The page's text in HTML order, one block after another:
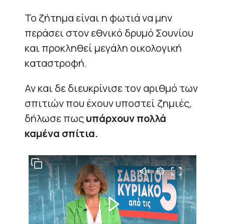
Το ζήτημα είναι η φωτιά να μην
περάσει στον εθνικό δρυμό Σουνίου
και προκληθεί μεγάλη οικολογική
καταστροφή.
Αν και δε διευκρίνισε τον αριθμό των
σπιτιών που έχουν υποστεί ζημιές,
δήλωσε πωςυπάρχουν πολλά
καμένα σπίτια.